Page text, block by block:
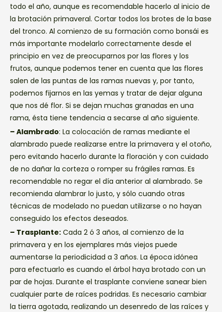
todo el año, aunque es recomendable hacerlo al inicio de
la brotación primaveral. Cortar todos los brotes de la base
del tronco. Al comienzo de su formación como bonsái es
más importante modelarlo correctamente desde el
principio en vez de preocuparnos por las flores y los
frutos, aunque podemos tener en cuenta que las flores
salen de las puntas de las ramas nuevas y, por tanto,
podemos fijarnos en las yemas y tratar de dejar alguna
que nos dé flor. Si se dejan muchas granadas en una
rama, ésta tiene tendencia a secarse al año siguiente.
– Alambrado: La colocación de ramas mediante el
alambrado puede realizarse entre la primavera y el otoño,
pero evitando hacerlo durante la floración y con cuidado
de no dañar la corteza o romper su frágiles ramas. Es
recomendable no regar el día anterior al alambrado. Se
recomienda alambrar lo justo, y sólo cuando otras
técnicas de modelado no puedan utilizarse o no hayan
conseguido los efectos deseados.
– Trasplante: Cada 2 ó 3 años, al comienzo de la
primavera y en los ejemplares más viejos puede
aumentarse la periodicidad a 3 años. La época idónea
para efectuarlo es cuando el árbol haya brotado con un
par de hojas. Durante el trasplante conviene sanear bien
cualquier parte de raíces podridas. Es necesario cambiar
la tierra agotada, realizando un desenredo de las raíces y